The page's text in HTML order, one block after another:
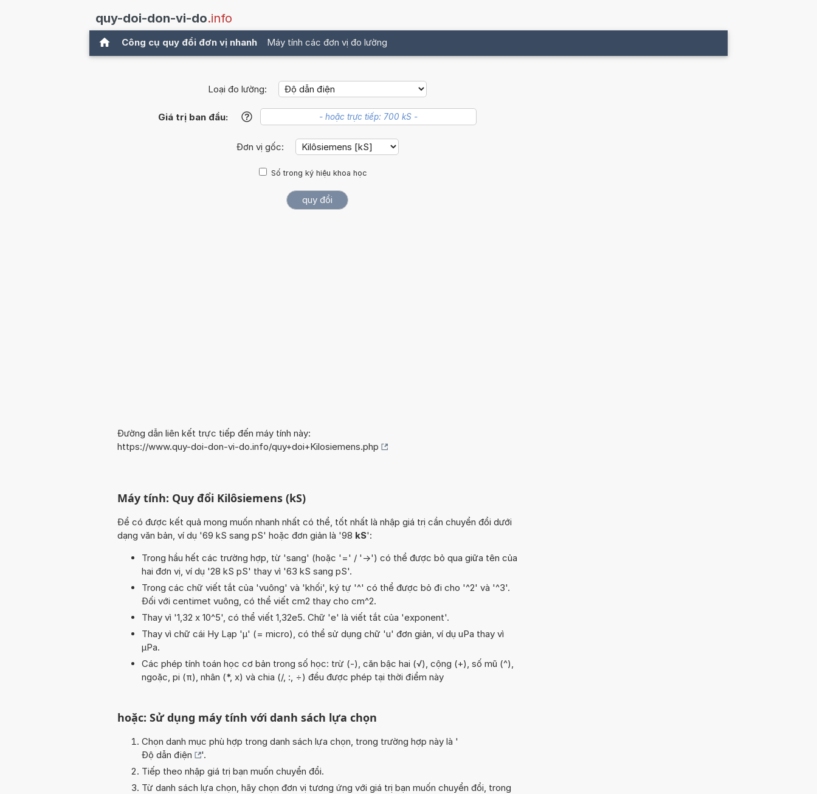
quy-doi-don-vi-do.info
Công cụ quy đổi đơn vị nhanh Máy tính các đơn vị đo lường
Loại đo lường:
Giá trị ban đầu: ?
Đơn vị gốc:
Số trong ký hiệu khoa học
Đường dẫn liên kết trực tiếp đến máy tính này:
https://www.quy-doi-don-vi-do.info/quy+doi+Kilosiemens.php
Máy tính: Quy đổi Kilôsiemens (kS)
Để có được kết quả mong muốn nhanh nhất có thể, tốt nhất là nhập giá trị cần chuyển đổi dưới
dạng văn bản, ví dụ '69 kS sang pS' hoặc đơn giản là '98 kS':
Trong hầu hết các trường hợp, từ 'sang' (hoặc '=' / '->') có thể được bỏ qua giữa tên của
hai đơn vị, ví dụ '28 kS pS' thay vì '63 kS sang pS'.
Trong các chữ viết tắt của 'vuông' và 'khối', ký tự '^' có thể được bỏ đi cho '^2' và '^3'.
Đối với centimet vuông, có thể viết cm2 thay cho cm^2.
Thay vì '1,32 x 10^5', có thể viết 1,32e5. Chữ 'e' là viết tắt của 'exponent'.
Thay vì chữ cái Hy Lạp 'µ' (= micro), có thể sử dụng chữ 'u' đơn giản, ví dụ uPa thay vì
µPa.
Các phép tính toán học cơ bản trong số học: trừ (-), căn bậc hai (√), cộng (+), số mũ (^),
ngoặc, pi (π), nhân (*, x) và chia (/, :, ÷) đều được phép tại thời điểm này
hoặc: Sử dụng máy tính với danh sách lựa chọn
Chọn danh mục phù hợp trong danh sách lựa chọn, trong trường hợp này là '
Độ dẫn điện
'.
Tiếp theo nhập giá trị bạn muốn chuyển đổi.
Từ danh sách lựa chọn, hãy chọn đơn vị tương ứng với giá trị bạn muốn chuyển đổi, trong